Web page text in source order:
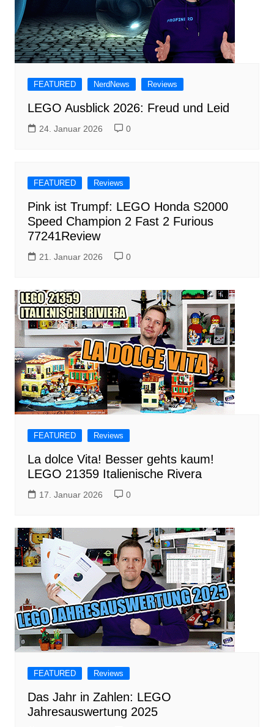
FEATURED NerdNews Reviews
LEGO Ausblick 2026: Freud und Leid
24. Januar 2026 0
FEATURED Reviews
Pink ist Trumpf: LEGO Honda S2000
Speed Champion 2 Fast 2 Furious
77241Review
21. Januar 2026 0
FEATURED Reviews
La dolce Vita! Besser gehts kaum!
LEGO 21359 Italienische Rivera
17. Januar 2026 0
FEATURED Reviews
Das Jahr in Zahlen: LEGO
Jahresauswertung 2025